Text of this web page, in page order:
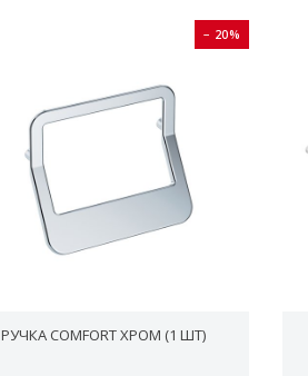
− 20%
РУЧКА COMFORT ХРОМ (1 ШТ)